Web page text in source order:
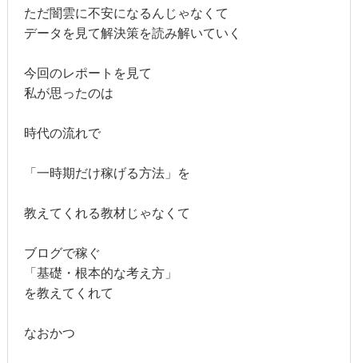
ただ闇雲に不安になるんじゃなくて
データを見て解決策を読み解いていく
今回のレポートを見て
私が思ったのは
時代の流れで
「一時期だけ稼げる方法」を
教えてくれる教材じゃなくて
ブログで稼ぐ
「基礎・根本的な考え方」
を教えてくれて
なおかつ